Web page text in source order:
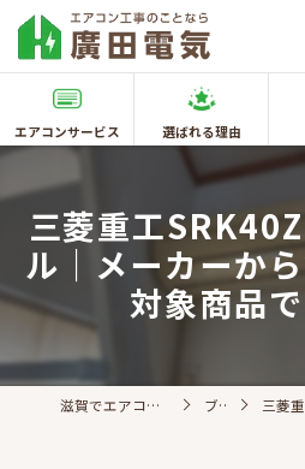
エアコンサービス 選ばれる理由
三菱重工
ル｜メーカーか
対象商品
滋賀でエアコン取付なら廣田電気 ブログ 三菱重工